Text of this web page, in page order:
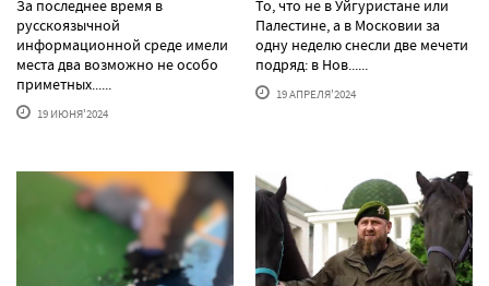
За последнее время в
русскоязычной
информационной среде имели
места два возможно не особо
приметных......
19 ИЮНЯ'2024
То, что не в Уйгуристане или
Палестине, а в Московии за
одну неделю снесли две мечети
подряд: в Нов......
19 АПРЕЛЯ'2024